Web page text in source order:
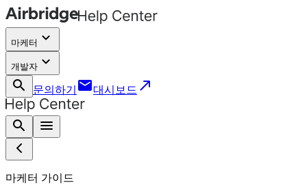
마케터 keyboard_arrow_down
개발자 keyboard_arrow_down
search
문의하기 email대시보드 call_made
search menu
마케터 가이드